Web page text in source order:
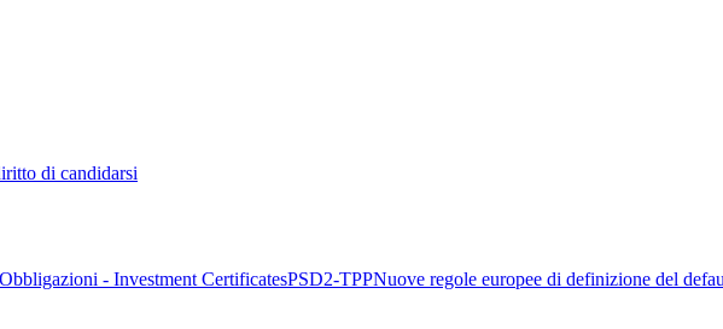
di candidarsi
Obbligazioni - Investment CertificatesPSD2-TPPNuove regole europee di definizione del